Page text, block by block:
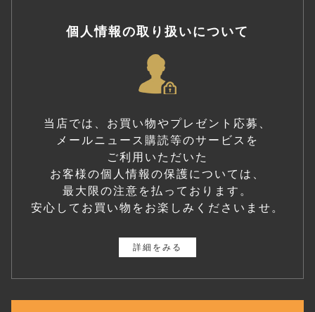
個人情報の取り扱いについて
当店では、お買い物やプレゼント応募、
メールニュース購読等のサービスを
ご利用いただいた
お客様の個人情報の保護については、
最大限の注意を払っております。
安心してお買い物をお楽しみくださいませ。
詳細をみる